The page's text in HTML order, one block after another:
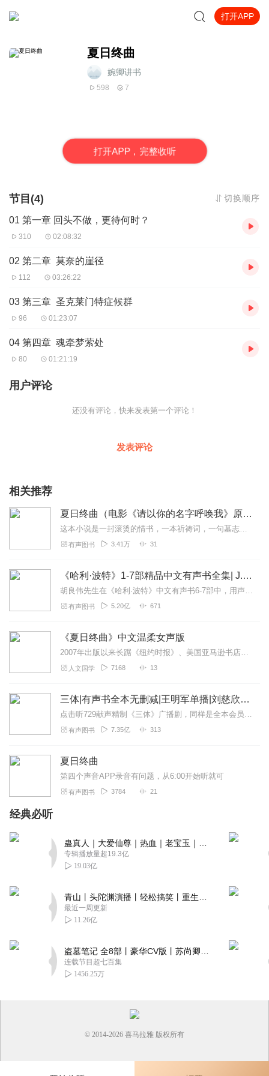
打开APP
夏日终曲
婉卿讲书
598 7
打开APP，完整收听
节目(4) 切换顺序
01 第一章 回头不做，更待何时？
310 02:08:32
02 第二章 莫奈的崖径
112 03:26:22
03 第三章 圣克莱门特症候群
96 01:23:07
04 第四章 魂牵梦萦处
80 01:21:19
用户评论
还没有评论，快来发表第一个评论！
发表评论
相关推荐
夏日终曲（电影《请以你的名字呼唤我》原著）
这本小说是一封滚烫的情书，一本祈祷词，一句墓志铭，一声九曲回肠的呐喊......美得无以言表。十七岁的爱情以火伺身，三十七岁时却温暖余生，暌违二十年的深情期许，...
有声图书 3.41万 31
《哈利·波特》1-7部精品中文有声书全集| J.K.罗琳原著，光合积木演播
胡良伟先生在《哈利·波特》中文有声书6-7部中，用声音带领着大家继续魔法之旅。为保证作品的一致性，给大家带来完整的魔法体验，我们与版权方PottermoreP...
有声图书 5.20亿 671
《夏日终曲》中文温柔女声版
2007年出版以来长踞《纽约时报》、美国亚马逊书店、Goodreads各种畅销书榜单。根据这部小说改编的电影《请以你的名字呼唤我》荣获2018年第90届奥斯卡大...
人文国学 7168 13
三体|有声书全本无删减|王明军单播|刘慈欣原著
点击听729献声精制《三体》广播剧，同样是全本会员免费畅听，快来感受声音大戏的魅力！【购买须知】1、本作品部分集数为免费试听。2、版权归原作者所有，严禁翻录成任...
有声图书 7.35亿 313
夏日终曲
第四个声音APP录音有问题，从6:00开始听就可
有声图书 3784 21
经典必听
专辑播放量超19.3亿
19.03亿
最近一周更新
11.26亿
连载节目超七百集
1456.25万
© 2014-2026 喜马拉雅 版权所有